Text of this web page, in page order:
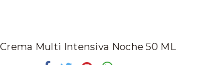
Crema Multi Intensiva Noche 50 ML